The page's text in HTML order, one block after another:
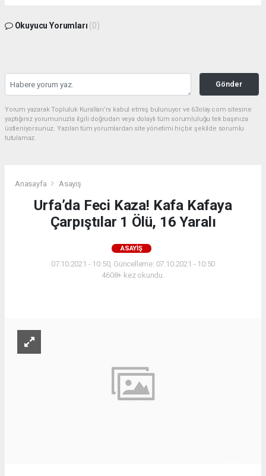
Okuyucu Yorumları (0)
Gönder
Yorum yazarak Topluluk Kuralları’nı kabul etmiş bulunuyor ve 63olay.com sitesine
yaptığınız yorumunuzla ilgili doğrudan veya dolaylı tüm sorumluluğu tek başınıza
üstleniyorsunuz. Yazılan tüm yorumlardan site yönetimi hiçbir şekilde sorumlu
tutulamaz.
Anasayfa Asayiş
Urfa’da Feci Kaza! Kafa Kafaya
Çarpıştılar 1 Ölü, 16 Yaralı
ASAYIŞ
07.10.2021 - 10:50, Güncelleme: 07.10.2021 - 10:50
4608+ kez okundu.